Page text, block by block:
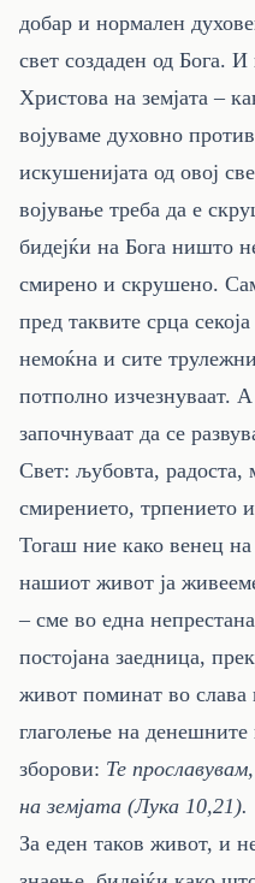
добар и нормален
свет создаден од Бога.
Христова на земјата –
војуваме духовно
искушенијата од овој
војување треба да е
бидејќи на Бога ништо
смирено и скрушено.
пред таквите срца
немоќна и сите
потполно изчезнуваат.
започнуваат да се
Свет: љубовта, радоста,
смирението, трпението
Тогаш ние како венец
нашиот живот ја
– сме во една
постојана заедница,
живот поминат во слава
глаголење на денешните
зборови: Те
на земјата (Лука 10,21).
За еден таков живот, и